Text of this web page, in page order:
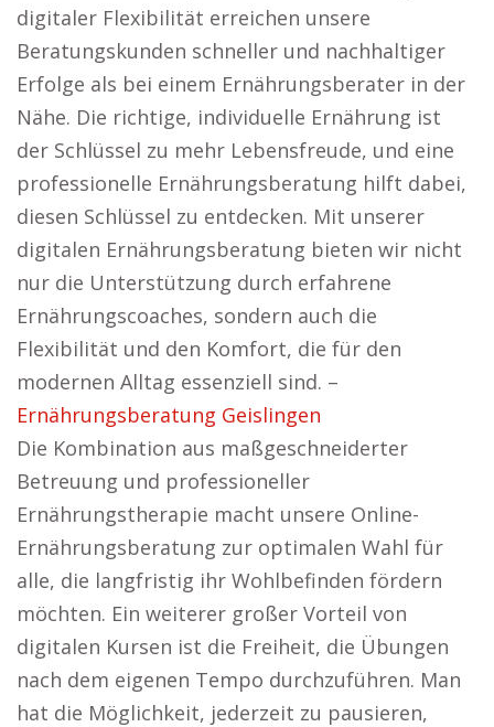
digitaler Flexibilität erreichen unsere
Beratungskunden schneller und nachhaltiger
Erfolge als bei einem Ernährungsberater in der
Nähe. Die richtige, individuelle Ernährung ist
der Schlüssel zu mehr Lebensfreude, und eine
professionelle Ernährungsberatung hilft dabei,
diesen Schlüssel zu entdecken. Mit unserer
digitalen Ernährungsberatung bieten wir nicht
nur die Unterstützung durch erfahrene
Ernährungscoaches, sondern auch die
Flexibilität und den Komfort, die für den
modernen Alltag essenziell sind. –
Ernährungsberatung Geislingen
Die Kombination aus maßgeschneiderter
Betreuung und professioneller
Ernährungstherapie macht unsere Online-
Ernährungsberatung zur optimalen Wahl für
alle, die langfristig ihr Wohlbefinden fördern
möchten. Ein weiterer großer Vorteil von
digitalen Kursen ist die Freiheit, die Übungen
nach dem eigenen Tempo durchzuführen. Man
hat die Möglichkeit, jederzeit zu pausieren,